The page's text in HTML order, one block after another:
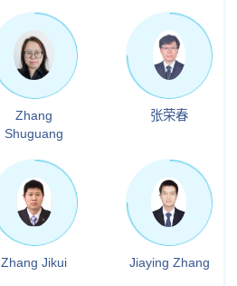
Zhang
Shuguang
张荣春
Zhang Jikui Jiaying Zhang